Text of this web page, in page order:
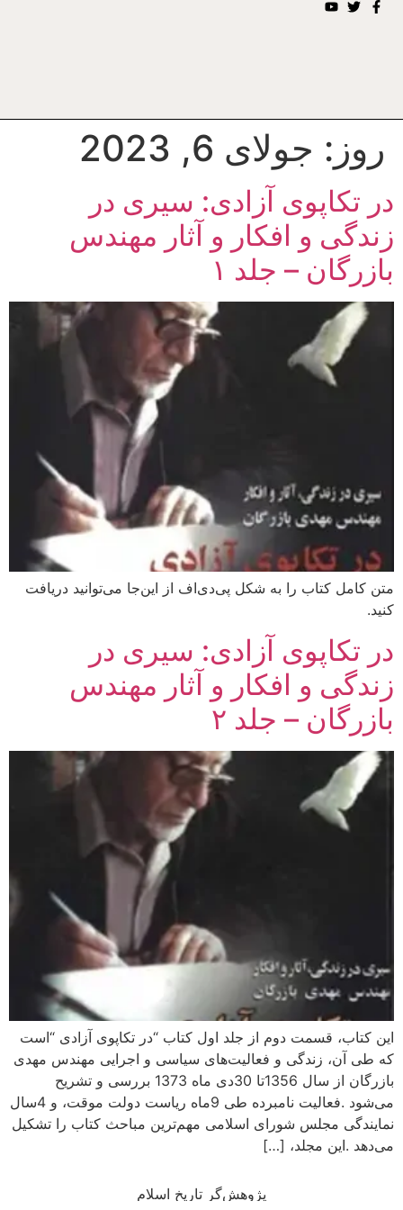
روز: جولای 6, 2023
در تکاپوی آزادی: سیری در
زندگی و افکار و آثار مهندس
بازرگان – جلد ۱
متن کامل کتاب را به شکل پی‌دی‌اف از این‌جا می‌توانید دریافت
کنید.
در تکاپوی آزادی: سیری در
زندگی و افکار و آثار مهندس
بازرگان – جلد ۲
این کتاب، قسمت دوم از جلد اول کتاب “در تکاپوی آزادی “است
که طی آن، زندگی و فعالیت‌های سیاسی و اجرایی مهندس مهدی
بازرگان از سال 1356تا 30دی ماه 1373 بررسی و تشریح
می‌شود .فعالیت نامبرده طی 9ماه ریاست دولت موقت، و 4سال
نمایندگی مجلس شورای اسلامی مهم‌ترین مباحث کتاب را تشکیل
می‌دهد .این مجلد، […]
پژوهش‌گر تاریخ اسلام